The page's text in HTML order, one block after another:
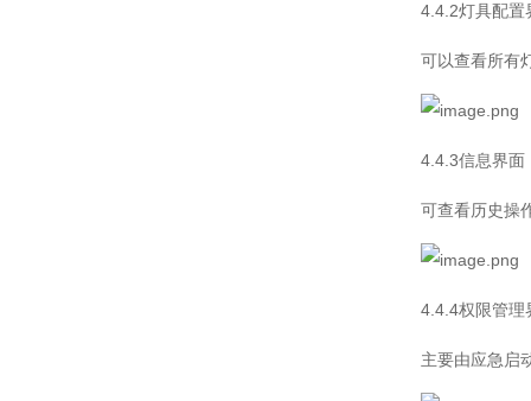
4.4.2灯具配置
可以查看所有
4.4.3信息界面
可查看历史操
4.4.4权限管理
主要由应急启